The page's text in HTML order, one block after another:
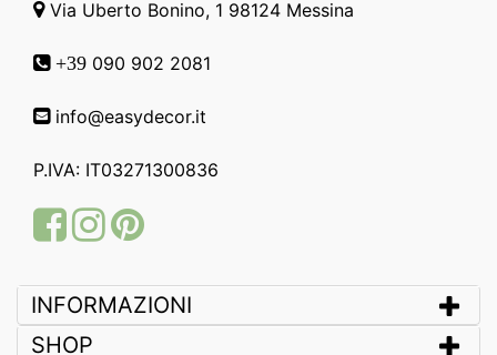
Via Uberto Bonino, 1 98124 Messina
+39 090 902 2081
info@easydecor.it
P.IVA: IT03271300836
FacebookInstagram
Pinterest
INFORMAZIONI
SHOP